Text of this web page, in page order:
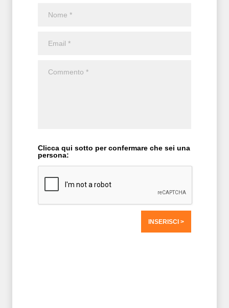
Clicca qui sotto per confermare che sei una
persona: